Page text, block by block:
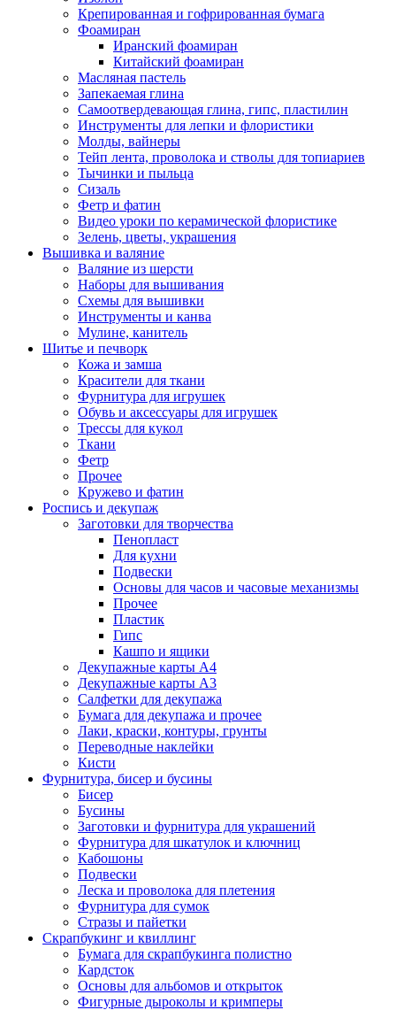
Крепированная и гофрированная бумага
Фоамиран
Иранский фоамиран
Китайский фоамиран
Масляная пастель
Запекаемая глина
Самоотвердевающая глина, гипс, пластилин
Инструменты для лепки и флористики
Молды, вайнеры
Тейп лента, проволока и стволы для топиариев
Тычинки и пыльца
Сизаль
Фетр и фатин
Видео уроки по керамической флористике
Зелень, цветы, украшения
Вышивка и валяние
Валяние из шерсти
Наборы для вышивания
Схемы для вышивки
Инструменты и канва
Мулине, канитель
Шитье и печворк
Кожа и замша
Красители для ткани
Фурнитура для игрушек
Обувь и аксессуары для игрушек
Трессы для кукол
Ткани
Фетр
Прочее
Кружево и фатин
Роспись и декупаж
Заготовки для творчества
Пенопласт
Для кухни
Подвески
Основы для часов и часовые механизмы
Прочее
Пластик
Гипс
Кашпо и ящики
Декупажные карты А4
Декупажные карты А3
Салфетки для декупажа
Бумага для декупажа и прочее
Лаки, краски, контуры, грунты
Переводные наклейки
Кисти
Фурнитура, бисер и бусины
Бисер
Бусины
Заготовки и фурнитура для украшений
Фурнитура для шкатулок и ключниц
Кабошоны
Подвески
Леска и проволока для плетения
Фурнитура для сумок
Стразы и пайетки
Скрапбукинг и квиллинг
Бумага для скрапбукинга полистно
Кардсток
Основы для альбомов и открыток
Фигурные дыроколы и кримперы